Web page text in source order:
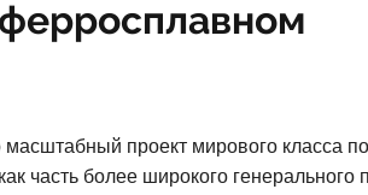
проект мирового класса
часть более широкого